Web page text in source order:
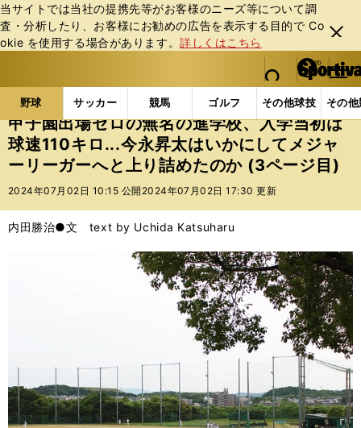
当サイトでは当社の提携先等がお客様のニーズ等について調
査・分析したり、お客様にお勧めの広告を表⽰する⽬的で Co
okie を使⽤する場合があります。詳しくはこちら
閉じ
る
web Sportiva (webスポルティーバ)
検索
マイペ
ー
ジ
メニュ
野球 サッカー 競馬 ゴルフ その他球技 その
b
ス
ポ
ル
テ
ー
バ
野球の記事一覧 高校野球他 甲子園出場ゼロの無名
甲子園出場ゼロの無名の進学校、入学当初は
球速110キロ...今永昇太はいかにしてメジャ
ーリーガーへと上り詰めたのか (3ページ目)
2024年07月02日 10:15 公開 2024年07月02日 17:30 更新
内田勝治●文 text by Uchida Katsuharu